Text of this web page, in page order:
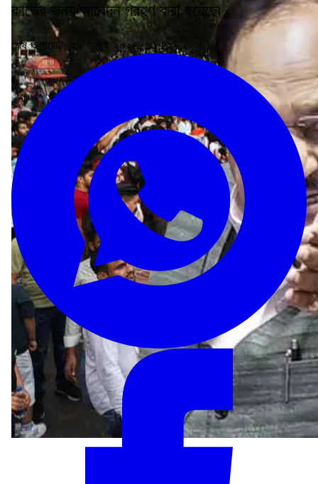
কার্ডের জন্য আবেদন গ্রহণ করা হয়েছে৷
শেষ আপডেট: ২৯ জুলাই ২০২৬, ১০:৪৯